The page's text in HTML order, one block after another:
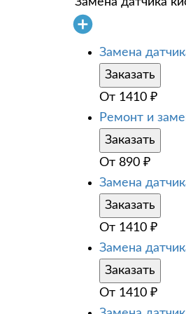
Замена
Заказать
От 1410 ₽
Ремонт и
Заказать
От 890 ₽
Замена
Заказать
От 1410 ₽
Замена
Заказать
От 1410 ₽